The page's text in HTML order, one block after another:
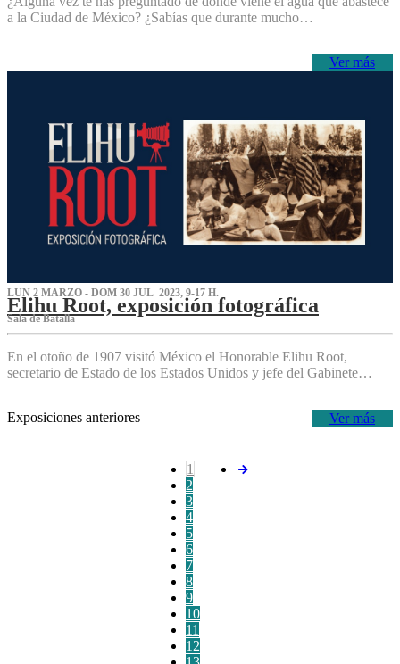
a la Ciudad de México? ¿Sabías que durante mucho…
Ver más
LUN 2 MARZO - DOM 30 JUL 2023, 9-17 H.
Elihu Root, exposición fotográfica
Sala de Batalla
En el otoño de 1907 visitó México el Honorable Elihu Root,
secretario de Estado de los Estados Unidos y jefe del Gabinete…
Ver más
Exposiciones anteriores
1
2
3
4
5
6
7
8
9
10
11
12